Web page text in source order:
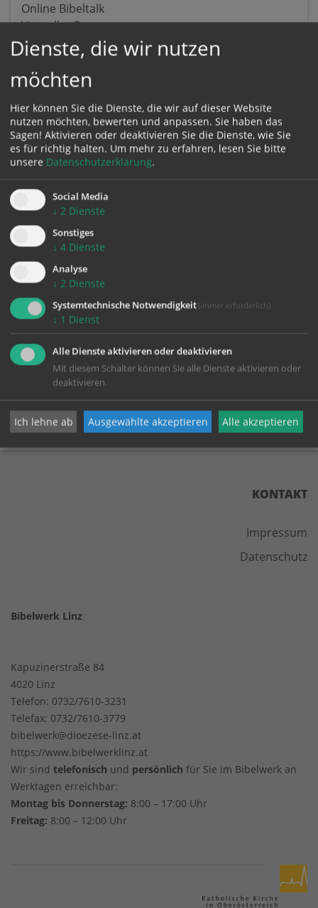
Online Bibeltalk
Virtueller Raum
4020 Linz
Karte:
Bitte akzeptieren Sie
die Seite neu
zurück
KONTAKT
Impressum
Datenschutz
Bibelwerk Linz
Kapuzinerstraße 84
4020 Linz
Telefon: 0732/7610-3231
Telefax: 0732/7610-3779
bibelwerk@dioezese-linz.at
https://www.bibelwerklinz.at
Wir sind telefonisch und persönlich für Sie im Bibelwerk an
Werktagen erreichbar:
Montag bis Donnerstag: 8:00 – 17:00 Uhr
Freitag: 8:00 – 12:00 Uhr
Dienste, die wir nutzen
möchten
Hier können Sie die Dienste, die wir auf dieser Website
nutzen möchten, bewerten und anpassen. Sie haben das
Sagen! Aktivieren oder deaktivieren Sie die Dienste, wie Sie
es für richtig halten. Um mehr zu erfahren, lesen Sie bitte
unsere Datenschutzerklärung.
Social Media
↓ 2 Dienste
Sonstiges
↓ 4 Dienste
Analyse
↓ 2 Dienste
Systemtechnische Notwendigkeit (immer erforderlich)
↓ 1 Dienst
Alle Dienste aktivieren oder deaktivieren
Mit diesem Schalter können Sie alle Dienste aktivieren oder
deaktivieren.
Ich lehne ab Ausgewählte akzeptieren Alle akzeptieren